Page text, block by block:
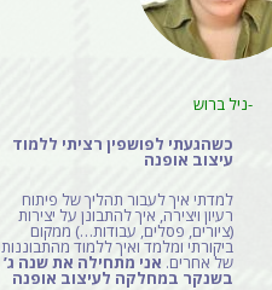
-ניל ברוש
כשהגעתי לפושפין רציתי ללמוד
עיצוב אופנה
למדתי איך לעבור תהליך של פיתוח
רעיון ויצירה, איך להתבונן על יצירות
(ציורים, פסלים, עבודות…) ממקום
ביקורתי ומלמד ואיך ללמוד מהתבוננות
של אחרים. אני מתחילה את שנה ג’
בשנקר במחלקה לעיצוב אופנה